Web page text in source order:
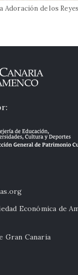
Adoración de los
Económica de
Gran Canaria